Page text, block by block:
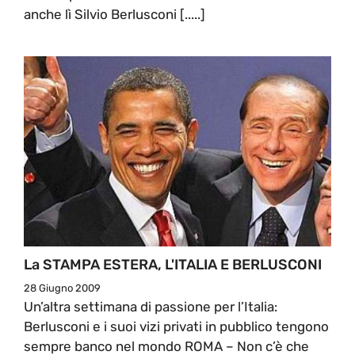
anche lì Silvio Berlusconi [.....]
La STAMPA ESTERA, L'ITALIA E BERLUSCONI
28 Giugno 2009
Un’altra settimana di passione per l’Italia:
Berlusconi e i suoi vizi privati in pubblico tengono
sempre banco nel mondo ROMA – Non c’è che